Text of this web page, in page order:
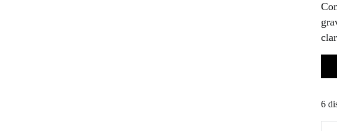
6